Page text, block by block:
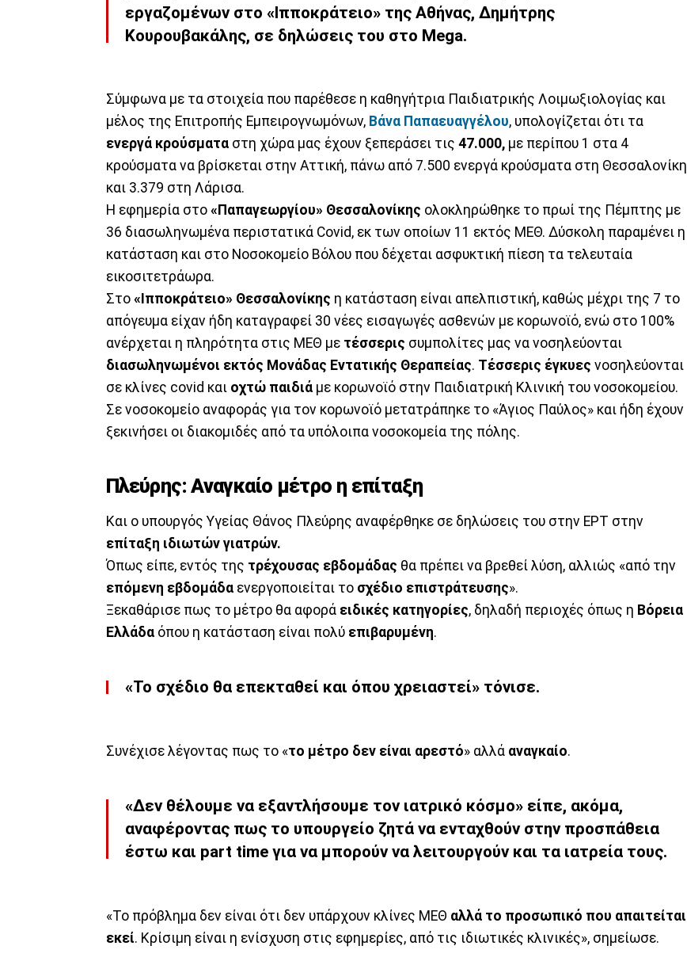
εργαζομένων στο «Ιπποκράτειο» της Αθήνας, Δημήτρης
Κουρουβακάλης, σε δηλώσεις του στο Mega.
Σύμφωνα με τα στοιχεία που παρέθεσε η καθηγήτρια Παιδιατρικής Λοιμωξιολογίας και
μέλος της Επιτροπής Εμπειρογνωμόνων, Βάνα Παπαευαγγέλου, υπολογίζεται ότι τα
ενεργά κρούσματα στη χώρα μας έχουν ξεπεράσει τις 47.000, με περίπου 1 στα 4
κρούσματα να βρίσκεται στην Αττική, πάνω από 7.500 ενεργά κρούσματα στη Θεσσαλονίκη
και 3.379 στη Λάρισα.
Η εφημερία στο «Παπαγεωργίου» Θεσσαλονίκης ολοκληρώθηκε το πρωί της Πέμπτης με
36 διασωληνωμένα περιστατικά Covid, εκ των οποίων 11 εκτός ΜΕΘ. Δύσκολη παραμένει η
κατάσταση και στο Νοσοκομείο Βόλου που δέχεται ασφυκτική πίεση τα τελευταία
εικοσιτετράωρα.
Στο «Ιπποκράτειο» Θεσσαλονίκης η κατάσταση είναι απελπιστική, καθώς μέχρι της 7 το
απόγευμα είχαν ήδη καταγραφεί 30 νέες εισαγωγές ασθενών με κορωνοϊό, ενώ στο 100%
ανέρχεται η πληρότητα στις ΜΕΘ με τέσσερις συμπολίτες μας να νοσηλεύονται
διασωληνωμένοι εκτός Μονάδας Εντατικής Θεραπείας. Τέσσερις έγκυες νοσηλεύονται
σε κλίνες covid και οχτώ παιδιά με κορωνοϊό στην Παιδιατρική Κλινική του νοσοκομείου.
Σε νοσοκομείο αναφοράς για τον κορωνοϊό μετατράπηκε το «Άγιος Παύλος» και ήδη έχουν
ξεκινήσει οι διακομιδές από τα υπόλοιπα νοσοκομεία της πόλης.
Πλεύρης: Αναγκαίο μέτρο η επίταξη
Και ο υπουργός Υγείας Θάνος Πλεύρης αναφέρθηκε σε δηλώσεις του στην ΕΡΤ στην
επίταξη ιδιωτών γιατρών.
Όπως είπε, εντός της τρέχουσας εβδομάδας θα πρέπει να βρεθεί λύση, αλλιώς «από την
επόμενη εβδομάδα ενεργοποιείται το σχέδιο επιστράτευσης».
Ξεκαθάρισε πως το μέτρο θα αφορά ειδικές κατηγορίες, δηλαδή περιοχές όπως η Βόρεια
Ελλάδα όπου η κατάσταση είναι πολύ επιβαρυμένη.
«Το σχέδιο θα επεκταθεί και όπου χρειαστεί» τόνισε.
Συνέχισε λέγοντας πως το «το μέτρο δεν είναι αρεστό» αλλά αναγκαίο.
«Δεν θέλουμε να εξαντλήσουμε τον ιατρικό κόσμο» είπε, ακόμα,
αναφέροντας πως το υπουργείο ζητά να ενταχθούν στην προσπάθεια
έστω και part time για να μπορούν να λειτουργούν και τα ιατρεία τους.
«Το πρόβλημα δεν είναι ότι δεν υπάρχουν κλίνες ΜΕΘ αλλά το προσωπικό που απαιτείται
εκεί. Κρίσιμη είναι η ενίσχυση στις εφημερίες, από τις ιδιωτικές κλινικές», σημείωσε.